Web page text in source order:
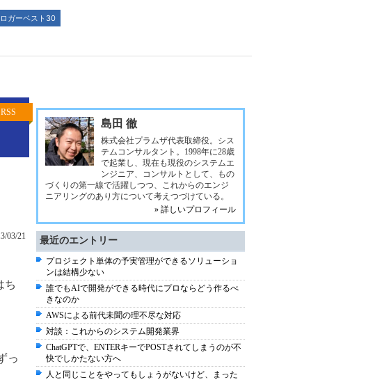
ガーベスト30
RSS
03/21
ち
っ
島田 徹
株式会社プラムザ代表取締役。シス
テムコンサルタント。1998年に28歳
で起業し、現在も現役のシステムエ
ンジニア、コンサルトとして、もの
づくりの第一線で活躍しつつ、これからのエンジ
ニアリングのあり方について考えつづけている。
» 詳しいプロフィール
最近のエントリー
プロジェクト単体の予実管理ができるソリューショ
ンは結構少ない
誰でもAIで開発ができる時代にプロならどう作るべ
きなのか
AWSによる前代未聞の理不尽な対応
対談：これからのシステム開発業界
ChatGPTで、ENTERキーでPOSTされてしまうのが不
快でしかたない方へ
人と同じことをやってもしょうがないけど、まった